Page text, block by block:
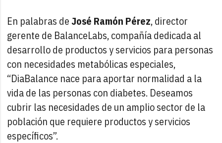
En palabras deJosé Ramón Pérez, director
gerente de BalanceLabs, compañía dedicada al
desarrollo de productos y servicios para personas
con necesidades metabólicas especiales,
“DiaBalance nace para aportar normalidad a la
vida de las personas con diabetes. Deseamos
cubrir las necesidades de un amplio sector de la
población que requiere productos y servicios
específicos”.